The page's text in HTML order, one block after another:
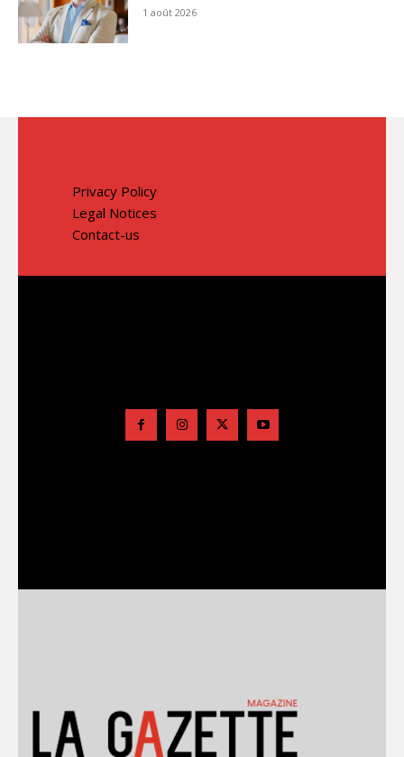
1 août 2026
Privacy Policy
Legal Notices
Contact-us